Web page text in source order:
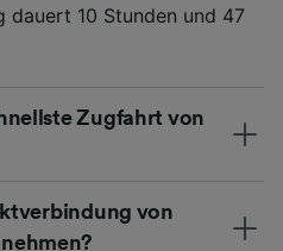
10 Stunden und 47
Zugfahrt von
von